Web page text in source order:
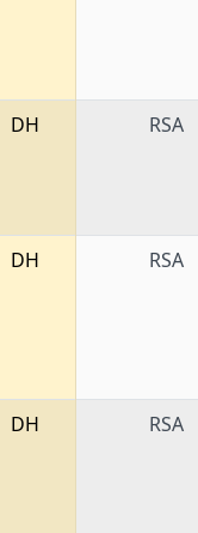
DH RSA
DH RSA
DH RSA